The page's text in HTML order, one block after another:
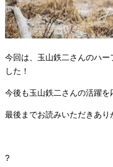
今回は、玉山鉄二さんのハー
した！
今後も玉山鉄二さんの活躍を
最後までお読みいただきあり
?